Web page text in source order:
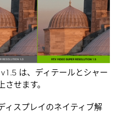
は、ディテールとシャー
させます。
ィスプレイのネイティブ解